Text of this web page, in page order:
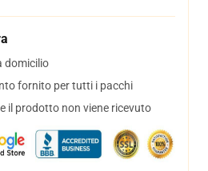
domicilio
fornito per tutti i pacchi
il prodotto non viene ricevuto